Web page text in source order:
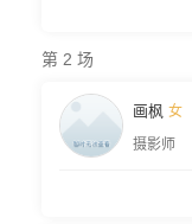
第 2 场
画枫 女
摄影师